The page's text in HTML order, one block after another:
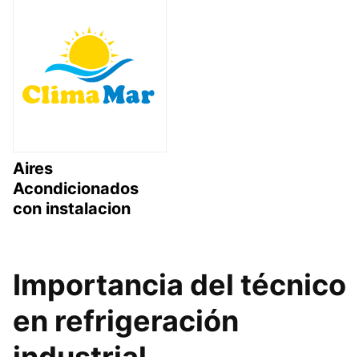
Aires
Acondicionados
con instalacion
Importancia del técnico
en refrigeración